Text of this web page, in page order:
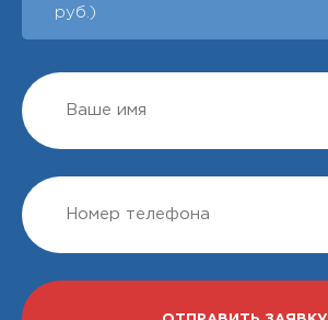
руб.)